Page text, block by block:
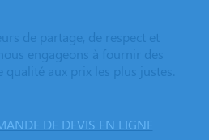
de partage, de respect et
engageons à fournir des
qualité aux prix les plus justes.
DE DEVIS EN LIGNE